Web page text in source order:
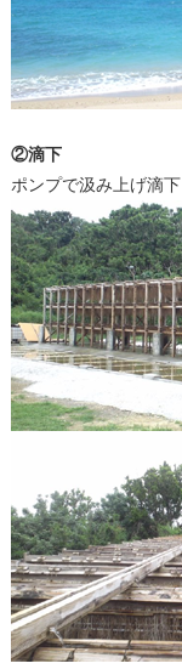
②滴下
ポンプで汲み上げ滴下